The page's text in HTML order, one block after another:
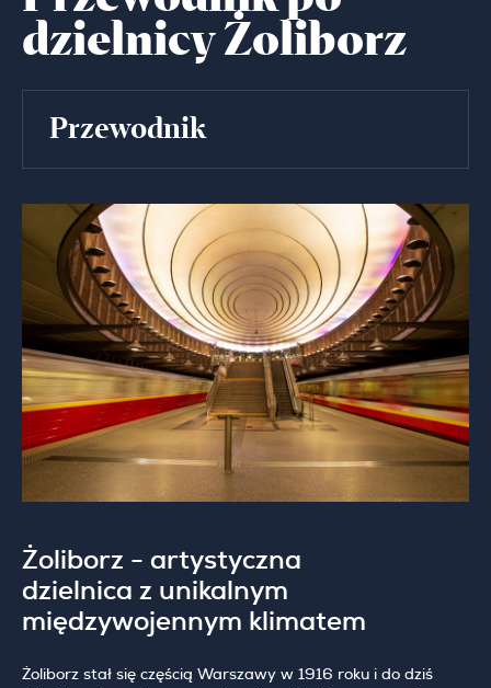
dzielnicy Żoliborz
Przewodnik
Żoliborz - artystyczna
dzielnica z unikalnym
międzywojennym klimatem
Żoliborz stał się częścią Warszawy w 1916 roku i do dziś